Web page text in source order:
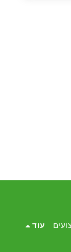
עוד